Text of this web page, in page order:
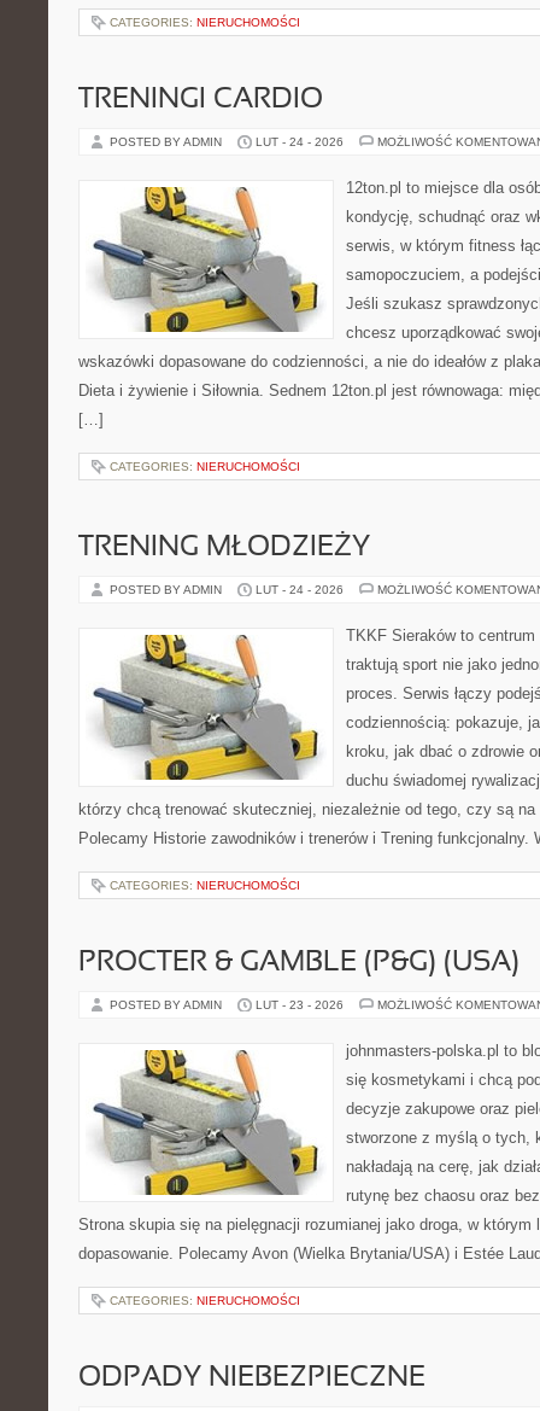
CATEGORIES: NIERUCHOMOŚCI
TRENINGI CARDIO
POSTED BY ADMIN LUT - 24 - 2026 MOŻLIWOŚĆ
12ton.pl to miejsce dla
kondycję, schudnąć oraz
serwis, w którym fitness
samopoczuciem, a
Jeśli szukasz
chcesz uporządkować
wskazówki dopasowane do codzienności, a nie do ideałów z
Dieta i żywienie i Siłownia. Sednem 12ton.pl jest równowaga:
[…]
CATEGORIES: NIERUCHOMOŚCI
TRENING MŁODZIEŻY
POSTED BY ADMIN LUT - 24 - 2026 MOŻLIWOŚĆ
TKKF Sieraków to
traktują sport nie jako
proces. Serwis łączy
codziennością: pokazuje,
kroku, jak dbać o zdrowie
duchu świadomej
którzy chcą trenować skuteczniej, niezależnie od tego, czy są
Polecamy Historie zawodników i trenerów i Trening
CATEGORIES: NIERUCHOMOŚCI
PROCTER & GAMBLE (P&G) (USA)
POSTED BY ADMIN LUT - 23 - 2026 MOŻLIWOŚĆ
johnmasters-polska.pl to
się kosmetykami i chcą
decyzje zakupowe oraz
stworzone z myślą o tych,
nakładają na cerę, jak
rutynę bez chaosu oraz
Strona skupia się na pielęgnacji rozumianej jako droga, w którym
dopasowanie. Polecamy Avon (Wielka Brytania/USA) i Estée
CATEGORIES: NIERUCHOMOŚCI
ODPADY NIEBEZPIECZNE